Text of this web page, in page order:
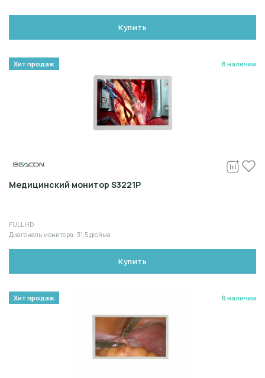
Купить
Хит продаж В наличии
Медицинский монитор S3221P
FULL HD
Диагональ монитора: 31,5 дюйма
Купить
Хит продаж В наличии